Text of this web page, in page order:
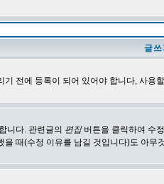
글쓰
전에 등록이 되어 있어야 합니다, 사용
니다. 관련글의 편집버튼을 클릭하여 수
때(수정 이유를 남길 것입니다)도 아